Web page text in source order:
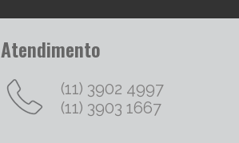
Atendimento
(11) 3902 4997
(11) 3903 1667